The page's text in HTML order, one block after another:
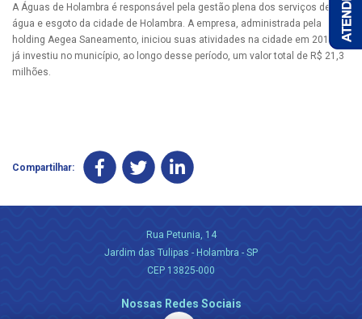
A Águas de Holambra é responsável pela gestão plena dos serviços de
água e esgoto da cidade de Holambra. A empresa, administrada pela
holding Aegea Saneamento, iniciou suas atividades na cidade em 2016 e
já investiu no município, ao longo desse período, um valor total de R$ 21,3
milhões.
Compartilhar:
Rua Petunia, 14
Jardim das Tulipas - Holambra - SP
CEP 13825-000
Nossas Redes Sociais